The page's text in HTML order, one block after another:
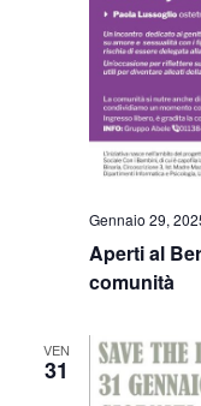
Aperti al
comunità
Gennaio 29,
VEN
31